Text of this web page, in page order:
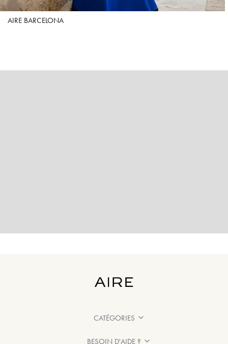
AIRE BARCELONA
CATÉGORIES
BESOIN D'AIDE ?